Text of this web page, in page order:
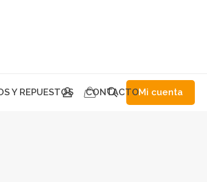
Y REPUESTOS CONTACTOMi cuenta